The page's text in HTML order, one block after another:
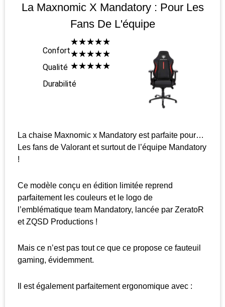
La Maxnomic X Mandatory : Pour Les
Fans De L'équipe
Confort
Qualité
Durabilité
☆☆☆☆☆
☆☆☆☆☆
☆☆☆☆☆
La chaise Maxnomic x Mandatory est parfaite pour…
Les fans de Valorant et surtout de l’équipe Mandatory
!
Ce modèle conçu en édition limitée reprend
parfaitement les couleurs et le logo de
l’emblématique team Mandatory, lancée par ZeratoR
et ZQSD Productions !
Mais ce n’est pas tout ce que ce propose ce fauteuil
gaming, évidemment.
Il est également parfaitement ergonomique avec :